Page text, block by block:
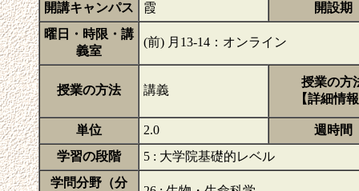
開講キャンパス
霞
開設期
曜日・時限・講
義室
(前) 月13-14：オンライン
授業の方法 講義
授業の方
【詳細情
単位 2.0
週時間
学習の段階
5 : 大学院基礎的レベル
学問分野（分